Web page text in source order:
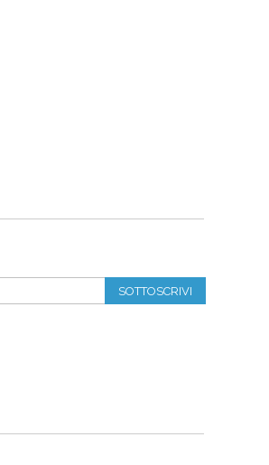
SOTTOSCRIVI